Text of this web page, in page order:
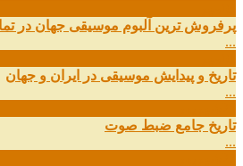
پرفروش ترین آلبوم موسیقی جهان در
...
تاریخ و پیدایش موسیقی در ایران و جهان
...
تاریخ جامع ضبط صوت
...